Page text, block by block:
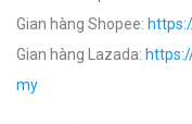
Gian hàng Shopee:
Gian hàng Lazada:
my